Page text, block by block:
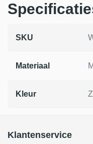
SKU
Materiaal
Kleur
Klantenservice